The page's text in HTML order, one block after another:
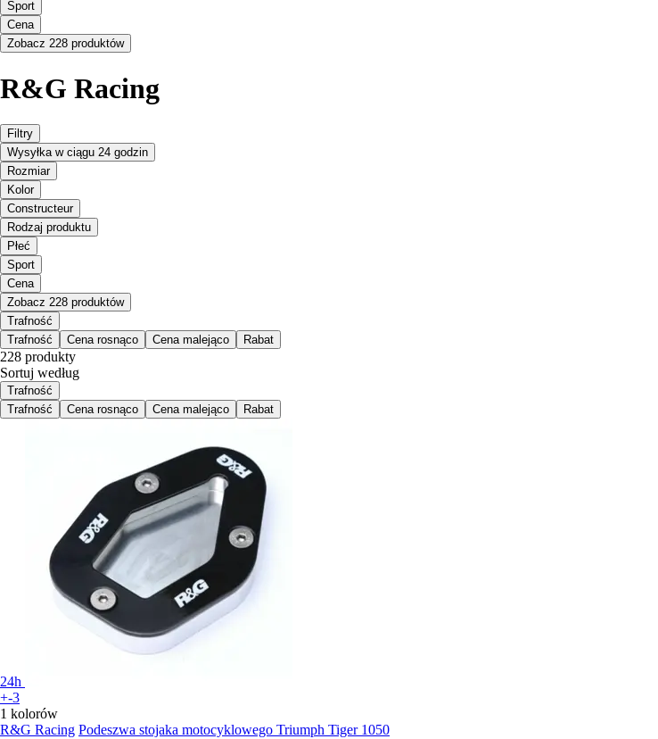
Sport
Cena
Zobacz 228 produktów
R&G Racing
Filtry
Wysyłka w ciągu 24 godzin
Rozmiar
Kolor
Constructeur
Rodzaj produktu
Płeć
Sport
Cena
Zobacz 228 produktów
Trafność
Trafność
Cena rosnąco Cena malejąco Rabat
228 produkty
Sortuj według
Trafność
Trafność
Cena rosnąco Cena malejąco Rabat
24h
+-3
1 kolorów
R&G Racing Podeszwa stojaka motocyklowego Triumph Tiger 1050